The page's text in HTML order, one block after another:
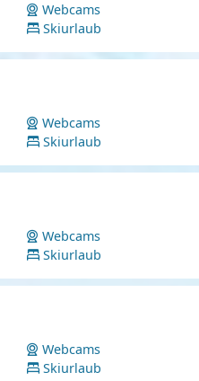
Webcams
Skiurlaub
Webcams
Skiurlaub
Webcams
Skiurlaub
Webcams
Skiurlaub